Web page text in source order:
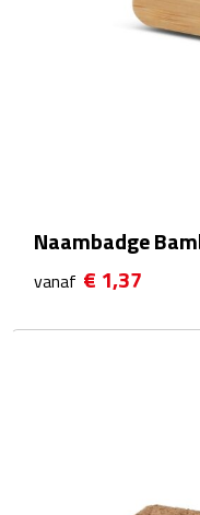
Drinkbekers
Naambadge
vanaf € 1,37